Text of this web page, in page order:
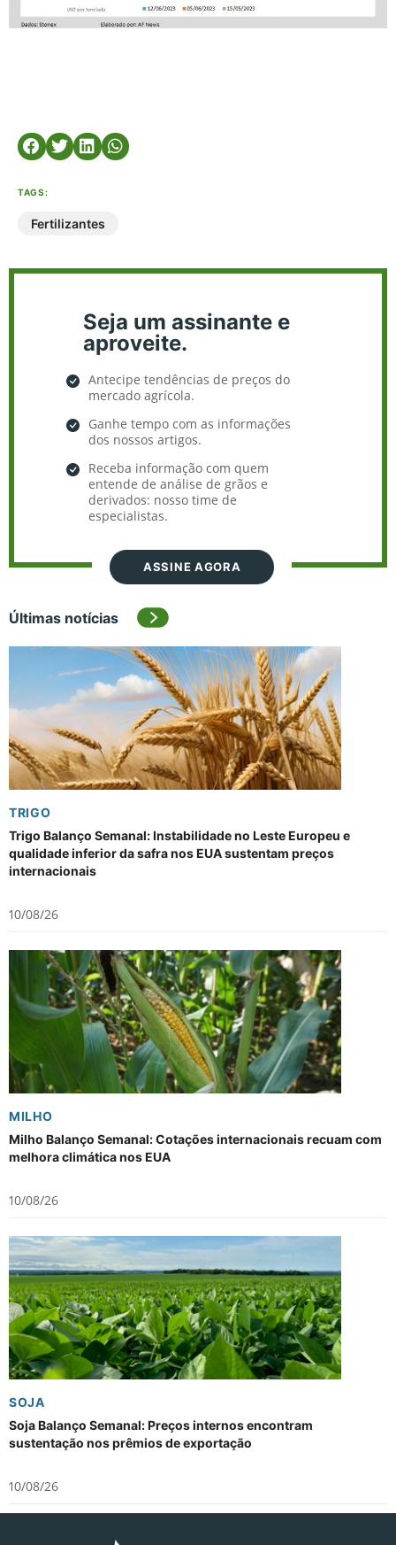
TAGS:
Fertilizantes
Seja um assinante e
aproveite.
Antecipe tendências de preços do
mercado agrícola.
Ganhe tempo com as informações
dos nossos artigos.
Receba informação com quem
entende de análise de grãos e
derivados: nosso time de
especialistas.
ASSINE AGORA
Últimas notícias
TRIGO
Trigo Balanço Semanal: Instabilidade no Leste Europeu e
qualidade inferior da safra nos EUA sustentam preços
internacionais
10/08/26
MILHO
Milho Balanço Semanal: Cotações internacionais recuam com
melhora climática nos EUA
10/08/26
SOJA
Soja Balanço Semanal: Preços internos encontram
sustentação nos prêmios de exportação
10/08/26